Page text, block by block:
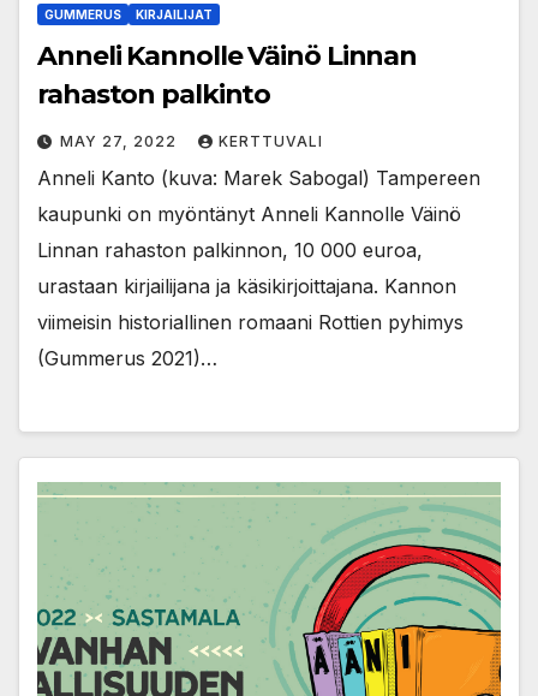
GUMMERUS KIRJAILIJAT
Anneli Kannolle Väinö Linnan
rahaston palkinto
MAY 27, 2022 KERTTUVALI
Anneli Kanto (kuva: Marek Sabogal) Tampereen
kaupunki on myöntänyt Anneli Kannolle Väinö
Linnan rahaston palkinnon, 10 000 euroa,
urastaan kirjailijana ja käsikirjoittajana. Kannon
viimeisin historiallinen romaani Rottien pyhimys
(Gummerus 2021)…